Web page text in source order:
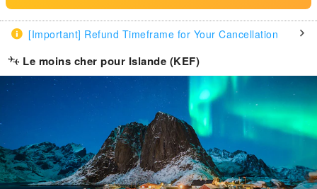
[Important] Refund Timeframe for Your Cancellation
Le moins cher pour Islande (KEF)